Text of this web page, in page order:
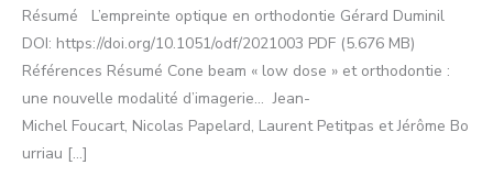
Résumé L’empreinte optique en orthodontie Gérard Duminil
DOI: https://doi.org/10.1051/odf/2021003 PDF (5.676 MB)
Références Résumé Cone beam « low dose » et orthodontie :
une nouvelle modalité d’imagerie… Jean-
Michel Foucart, Nicolas Papelard, Laurent Petitpas et Jérôme Bo
urriau […]